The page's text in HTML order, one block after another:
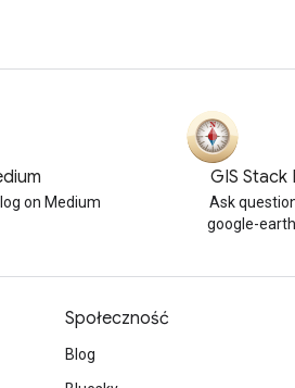
on Medium
GIS Stack
Ask
google-
Społeczność
Blog